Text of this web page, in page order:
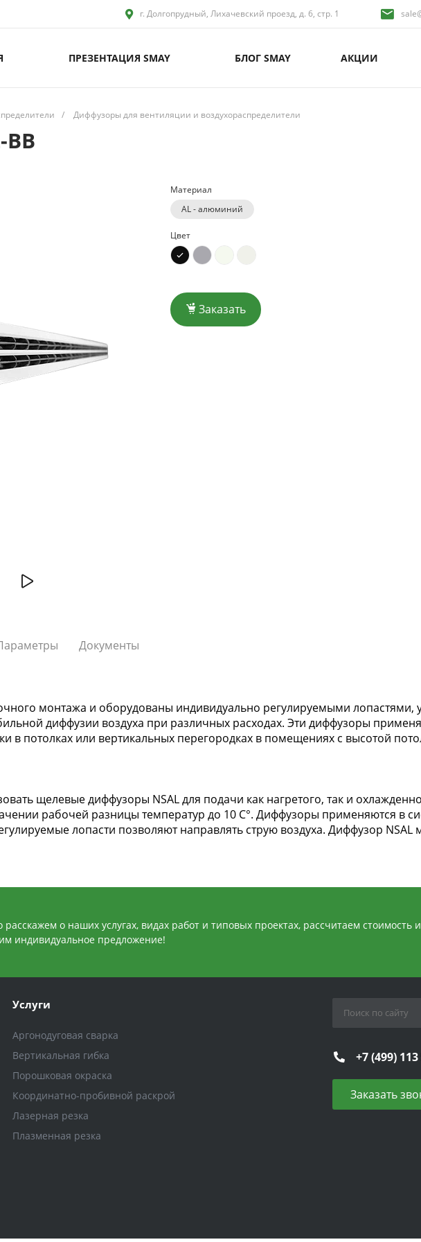
г. Долгопрудный, Лихачевский проезд, д. 6, стр. 1
ПРЕЗЕНТАЦИЯ SMAY БЛОГ SMAY АКЦИИ
/ Диффузоры для вентиляции и воздухораспределители
Материал
AL - алюминий
Цвет
Заказать
Документы
монтажа и оборудованы индивидуально регулируемыми лопастями,
диффузии воздуха при различных расходах. Эти диффузоры
в потолках или вертикальных перегородках в помещениях с высотой
щелевые диффузоры NSAL для подачи как нагретого, так и
рабочей разницы температур до 10 С°. Диффузоры применяются в
лопасти позволяют направлять струю воздуха. Диффузор NSAL
расскажем о наших услугах, видах работ и типовых проектах, рассчитаем стоимость и
индивидуальное предложение!
Услуги
Аргонодуговая сварка
Вертикальная гибка
Порошковая окраска
Координатно-пробивной раскрой
Лазерная резка
Плазменная резка
+7 (499)
Заказать